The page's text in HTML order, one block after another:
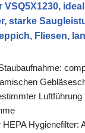
VSQ5X1230,
starke
Fliesen,
Luftführung
HEPA Hygienefilter: